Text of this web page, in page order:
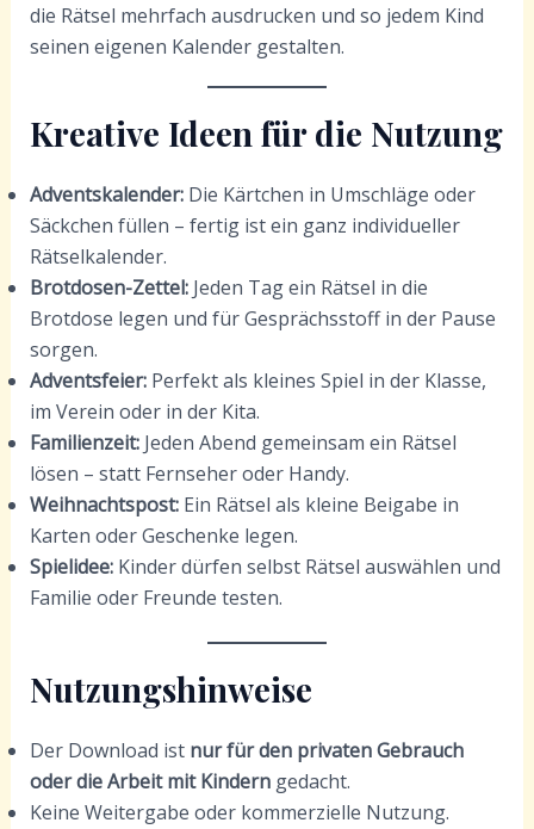
die Rätsel mehrfach ausdrucken und so jedem Kind
seinen eigenen Kalender gestalten.
Kreative Ideen für die Nutzung
Adventskalender:Die Kärtchen in Umschläge oder
Säckchen füllen – fertig ist ein ganz individueller
Rätselkalender.
Brotdosen-Zettel:Jeden Tag ein Rätsel in die
Brotdose legen und für Gesprächsstoff in der Pause
sorgen.
Adventsfeier:Perfekt als kleines Spiel in der Klasse,
im Verein oder in der Kita.
Familienzeit:Jeden Abend gemeinsam ein Rätsel
lösen – statt Fernseher oder Handy.
Weihnachtspost:Ein Rätsel als kleine Beigabe in
Karten oder Geschenke legen.
Spielidee:Kinder dürfen selbst Rätsel auswählen und
Familie oder Freunde testen.
Nutzungshinweise
Der Download ist nur für den privaten Gebrauch
oder die Arbeit mit Kinderngedacht.
Keine Weitergabe oder kommerzielle Nutzung.